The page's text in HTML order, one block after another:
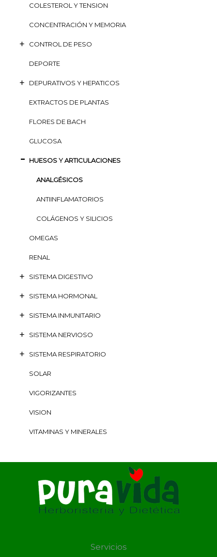
COLESTEROL Y TENSION
CONCENTRACIÓN Y MEMORIA
CONTROL DE PESO
DEPORTE
DEPURATIVOS Y HEPATICOS
EXTRACTOS DE PLANTAS
FLORES DE BACH
GLUCOSA
HUESOS Y ARTICULACIONES
ANALGÉSICOS
ANTIINFLAMATORIOS
COLÁGENOS Y SILICIOS
OMEGAS
RENAL
SISTEMA DIGESTIVO
SISTEMA HORMONAL
SISTEMA INMUNITARIO
SISTEMA NERVIOSO
SISTEMA RESPIRATORIO
SOLAR
VIGORIZANTES
VISION
VITAMINAS Y MINERALES
Servicios